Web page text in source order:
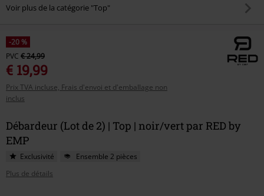
Voir plus de la catégorie "Top"
-20 %
PVC € 24,99
€ 19,99
Prix TVA incluse, Frais d'envoi et d'emballage non
inclus
Débardeur (Lot de 2) | Top | noir/vert par RED by
EMP
Exclusivité
Ensemble 2 pièces
Plus de détails